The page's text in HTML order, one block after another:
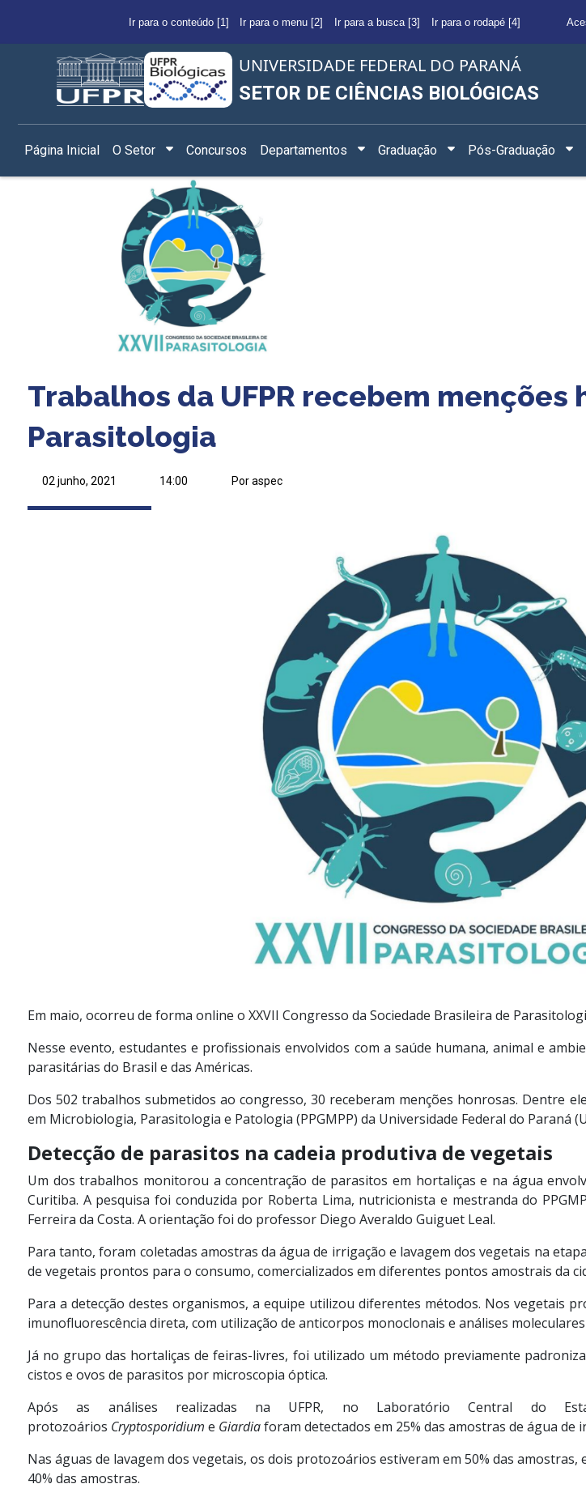
Ir para o conteúdo [1] Ir para o menu [2] Ir para a busca [3] Ir para o rodapé [4]
UNIVERSIDADE FEDERAL DO PARANÁ
SETOR DE CIÊNCIAS BIOLÓGICAS
Página Inicial O Setor Concursos Departamentos Graduação Pós-Graduação
Trabalhos da UFPR recebem
Parasitologia
02 junho, 2021 14:00 Por aspec
Em maio, ocorreu de forma online o XXVII Congresso da Sociedade Brasileira de
Nesse evento, estudantes e profissionais envolvidos com a saúde humana, animal e
parasitárias do Brasil e das Américas.
Dos 502 trabalhos submetidos ao congresso, 30 receberam menções honrosas. Dentre
em Microbiologia, Parasitologia e Patologia (PPGMPP) da Universidade Federal do Paraná
Detecção de parasitos na cadeia produtiva de vegetais
Um dos trabalhos monitorou a concentração de parasitos em hortaliças e na água
Curitiba. A pesquisa foi conduzida por Roberta Lima, nutricionista e mestranda do
Ferreira da Costa. A orientação foi do professor Diego Averaldo Guiguet Leal.
Para tanto, foram coletadas amostras da água de irrigação e lavagem dos vegetais na
de vegetais prontos para o consumo, comercializados em diferentes pontos amostrais da
Para a detecção destes organismos, a equipe utilizou diferentes métodos. Nos vegetais
imunofluorescência direta, com utilização de anticorpos monoclonais e análises moleculares
Já no grupo das hortaliças de feiras-livres, foi utilizado um método previamente
cistos e ovos de parasitos por microscopia óptica.
Após as análises realizadas na UFPR, no Laboratório Central do
protozoários Cryptosporidium e Giardiaforam detectados em 25% das amostras de água de
Nas águas de lavagem dos vegetais, os dois protozoários estiveram em 50% das
40% das amostras.